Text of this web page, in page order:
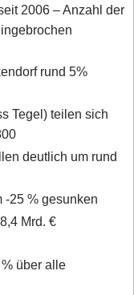
2006 – Anzahl der
rund 5%
Tegel) teilen sich
deutlich um rund
25 % gesunken
Mrd. €
über alle